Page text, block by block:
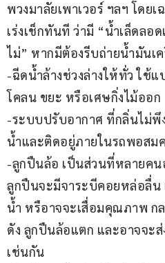
พวงมาลัยเพาเวอร์ ฯลฯ โดย
เร่งเช็กทันที ว่ามี “น้ำเล็ดลอ
ไม่” หากมีต้องรีบถ่ายน้ำมันเ
-ฉีดน้ำล้างช่วงล่างให้ทั่ว ใช้
โคลน ขยะ หรือเศษกิ่งไม้ออก
-ระบบปรับอากาศ ที่กลิ่นไม่พึ
น้ำและติดอยู่ภายในรถพอสม
-ลูกปืนล้อ เป็นส่วนที่หลายคน
ลูกปืนจะมีจาระบีคอยหล่อลื่น
น้ำ หรือาจจะเสื่อมคุณภาพ ก
ดัง ลูกปืนล้อแตก และอาจจะ
เช่นกัน